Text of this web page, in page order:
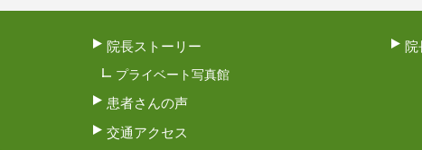
院長ストーリー
プライベート写真館
患者さんの声
交通アクセス
院